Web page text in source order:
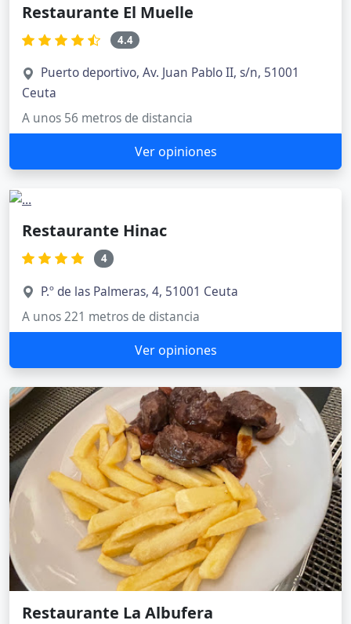
Restaurante El Muelle
4.4
Puerto deportivo, Av. Juan Pablo II, s/n, 51001
Ceuta
A unos 56 metros de distancia
Ver opiniones
Restaurante Hinac
4
P.º de las Palmeras, 4, 51001 Ceuta
A unos 221 metros de distancia
Ver opiniones
Restaurante La Albufera